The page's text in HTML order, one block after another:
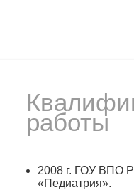
работы
2008 г. ГОУ ВПО
«Педиатрия».